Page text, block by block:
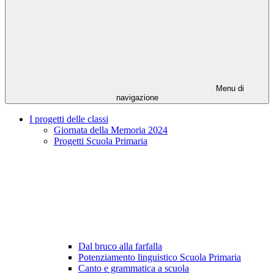
Menu di
navigazione
I progetti delle classi
Giornata della Memoria 2024
Progetti Scuola Primaria
Dal bruco alla farfalla
Potenziamento linguistico Scuola Primaria
Canto e grammatica a scuola